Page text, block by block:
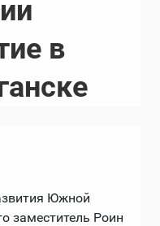
в
Южной
заместитель Роин